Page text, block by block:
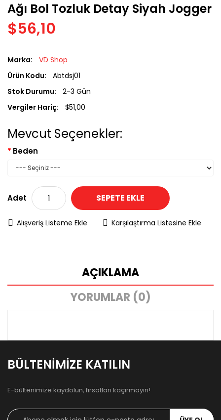
Ağı Bol Tozluk Detay Siyah Jogger
$56,10
Marka:
VD Shop
Ürün Kodu:
Abtdsj01
Stok Durumu:
2-3 Gün
Vergiler Hariç:
$51,00
Mevcut Seçenekler:
Beden
Adet SEPETE EKLE
Alışveriş Listeme Ekle Karşılaştırma Listesine Ekle
AÇIKLAMA
YORUMLAR (0)
BÜLTENIMIZE KATILIN
E-bültenimize kaydolun, fırsatları kaçırmayın!